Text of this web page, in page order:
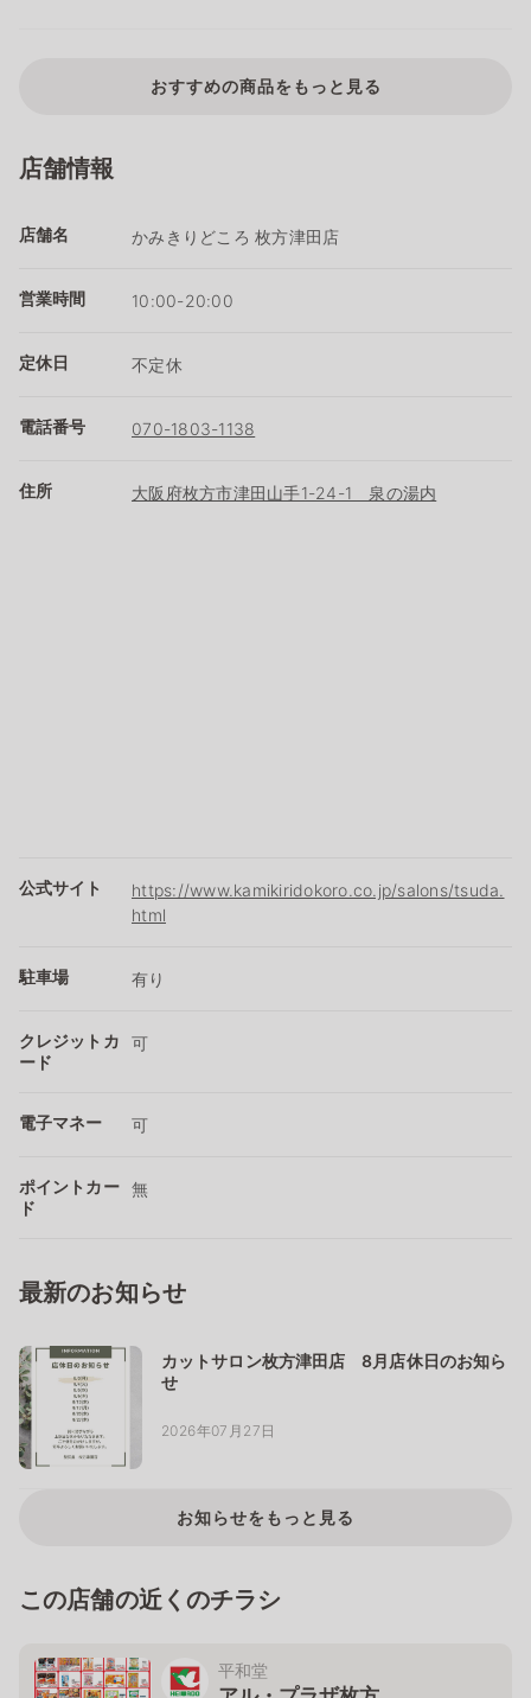
おすすめの商品をもっと見る
店舗情報
店舗名 かみきりどころ 枚方津田店
営業時間 10:00-20:00
定休日 不定休
電話番号 070-1803-1138
住所 大阪府枚方市津田山手1-24-1 泉の湯内
公式サイト
https://www.kamikiridokoro.co.jp/salons/tsuda.
html
駐車場 有り
クレジットカ
ード
可
電子マネー 可
ポイントカー
ド
無
最新のお知らせ
カットサロン枚方津田店 8月店休日のお知ら
せ
2026年07月27日
お知らせをもっと見る
この店舗の近くのチラシ
平和堂